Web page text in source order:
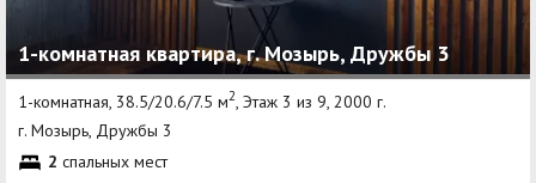
1-комнатная квартира, г. Мозырь, Дружбы 3
1-комнатная, 38.5/20.6/7.5 м2, Этаж 3 из 9, 2000 г.
г. Мозырь, Дружбы 3
2 спальных мест